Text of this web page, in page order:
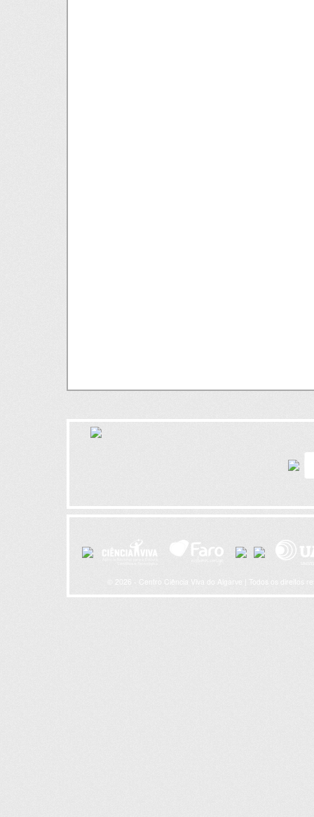
© 2026 - Centro Ciência Viva do Algarve | Todos os direitos